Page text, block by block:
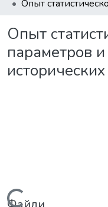
Опыт
параметров